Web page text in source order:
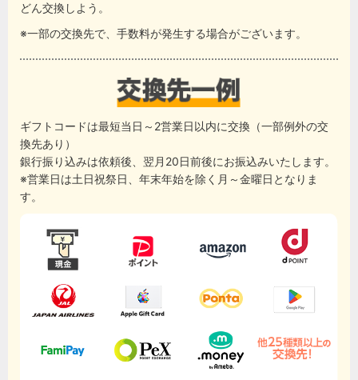
どん交換しよう。
※一部の交換先で、手数料が発生する場合がございます。
ギフトコードは最短当日～2営業日以内に交換（一部例外の交
換先あり）
銀行振り込みは依頼後、翌月20日前後にお振込みいたします。
※営業日は土日祝祭日、年末年始を除く月～金曜日となりま
す。